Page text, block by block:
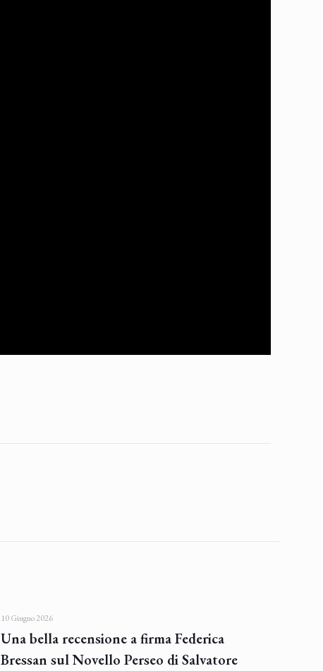
10 Giugno 2026
Una bella recensione a firma Federica
Bressan sul Novello Perseo di Salvatore